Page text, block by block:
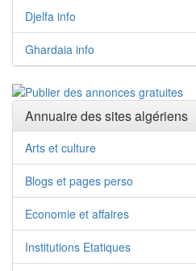
Djelfa info
Ghardaia info
Annuaire des sites algériens
Arts et culture
Blogs et pages perso
Economie et affaires
Institutions Etatiques